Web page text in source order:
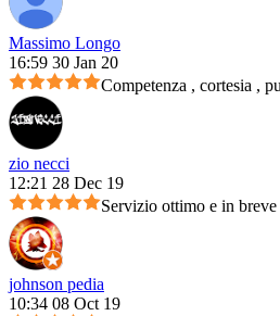
Massimo Longo
16:59 30 Jan 20
Competenza , cortesia ,
zio necci
12:21 28 Dec 19
Servizio ottimo e in
johnson pedia
10:34 08 Oct 19